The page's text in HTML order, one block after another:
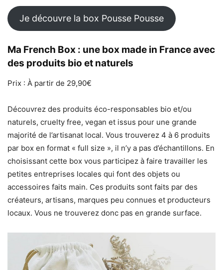
Je découvre la box Pousse Pousse
Ma French Box : une box made in France avec
des produits bio et naturels
Prix : À partir de 29,90€
Découvrez des produits éco-responsables bio et/ou
naturels, cruelty free, vegan et issus pour une grande
majorité de l’artisanat local. Vous trouverez 4 à 6 produits
par box en format « full size », il n’y a pas d’échantillons. En
choisissant cette box vous participez à faire travailler les
petites entreprises locales qui font des objets ou
accessoires faits main. Ces produits sont faits par des
créateurs, artisans, marques peu connues et producteurs
locaux. Vous ne trouverez donc pas en grande surface.